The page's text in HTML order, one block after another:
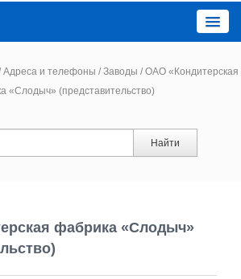
Адреса и телефоны / Заводы /ОАО «Кондитерская
«Слодыч» (представительство)
Найти
фабрика «Слодыч»